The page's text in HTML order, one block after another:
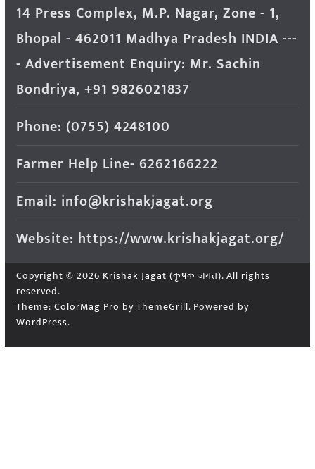
14 Press Complex, M.P. Nagar, Zone - 1,
Bhopal - 462011 Madhya Pradesh INDIA ---
- Advertisement Enquiry: Mr. Sachin
Bondriya, +91 9826021837
Phone: (0755) 4248100
Farmer Help Line- 6262166222
Email: info@krishakjagat.org
Website: https://www.krishakjagat.org/
Copyright © 2026 Krishak Jagat (कृषक जगत). All rights
reserved.
Theme: ColorMag Pro by ThemeGrill. Powered by
WordPress.